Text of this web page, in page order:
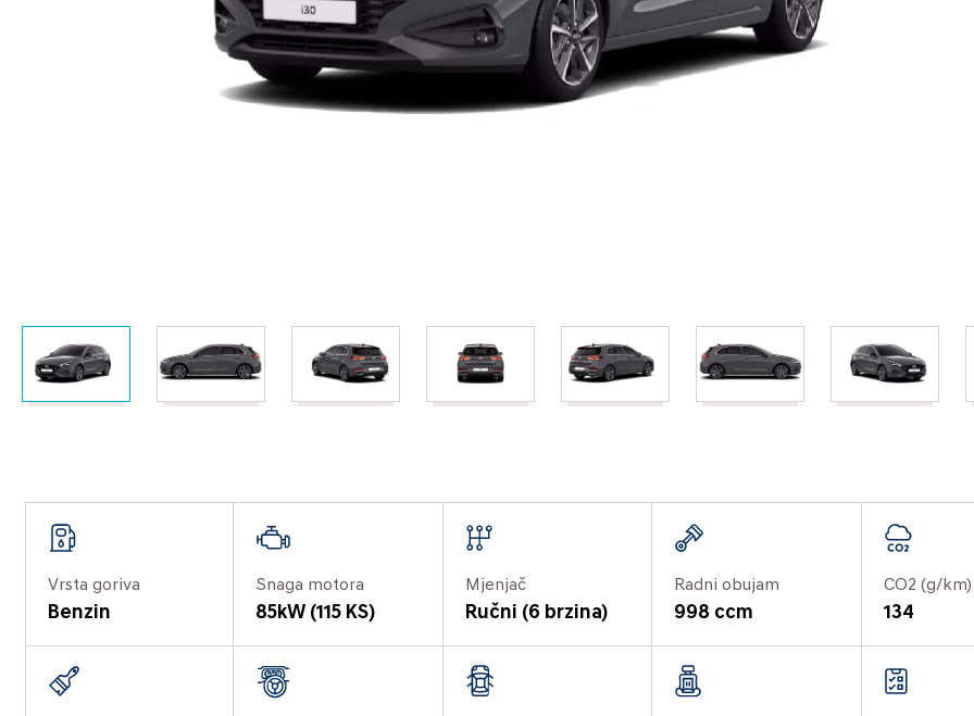
Vrsta goriva
Benzin
Snaga motora
85kW (115 KS)
Mjenjač
Ručni (6 brzina)
Radni obujam
998 ccm
CO2 (g/km)
134